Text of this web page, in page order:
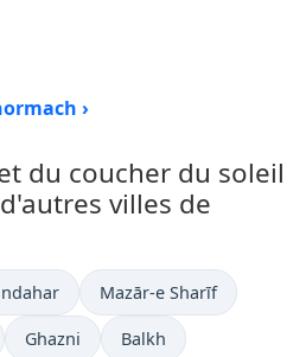
›
du coucher du soleil
villes de
Mazār-e Sharīf
Ghazni Balkh